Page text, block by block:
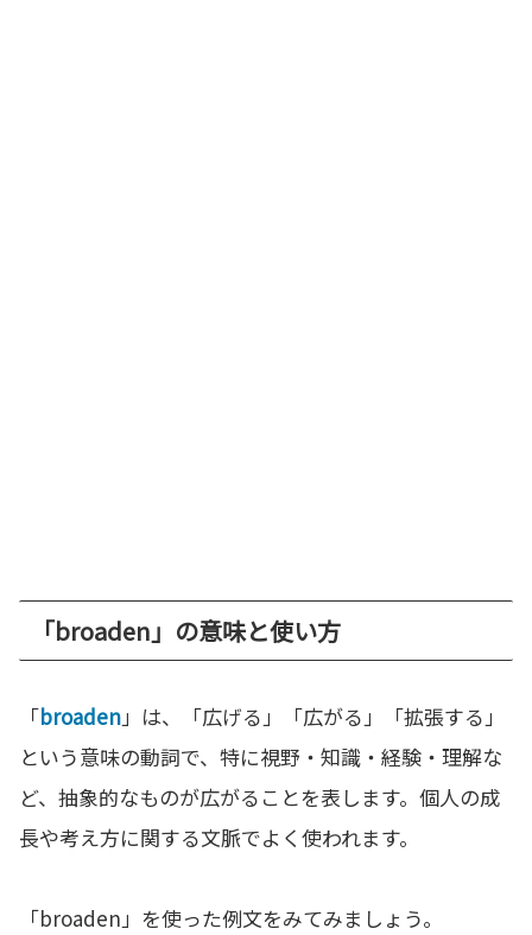
「broaden」の意味と使い方
「broaden」は、「広げる」「広がる」「拡張する」
という意味の動詞で、特に視野・知識・経験・理解な
ど、抽象的なものが広がることを表します。個人の成
長や考え方に関する文脈でよく使われます。
「broaden」を使った例文をみてみましょう。